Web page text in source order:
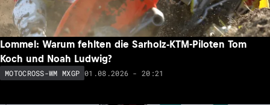
Lommel: Warum fehlten die Sarholz-KTM-Piloten Tom
Koch und Noah Ludwig?
MOTOCROSS-WM MXGP 01.08.2026 - 20:21